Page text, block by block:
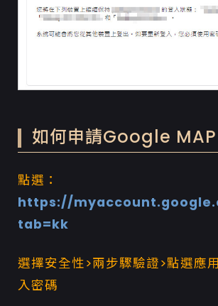
如何申請Google
點選：
https://
tab=kk
選擇安全性>兩步驟驗證>點選應
入密碼